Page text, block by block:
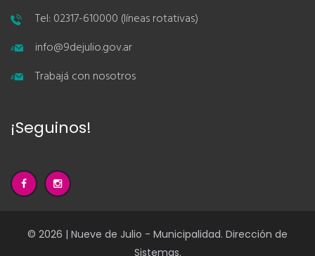
Tel: 02317-610000 (líneas rotativas)
info@9dejulio.gov.ar
Trabajá con nosotros
¡Seguinos!
© 2026 | Nueve de Julio - Municipalidad. Dirección de
Sistemas.